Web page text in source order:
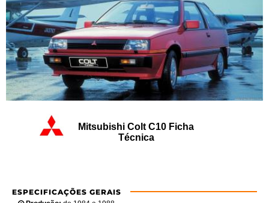
Mitsubishi Colt C10 Ficha
Técnica
ESPECIFICAÇÕES GERAIS